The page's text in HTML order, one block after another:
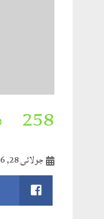
258۔ ناداں اُلجھ رہے تھے عبث آفتاب سے
جولائی 28, 2016